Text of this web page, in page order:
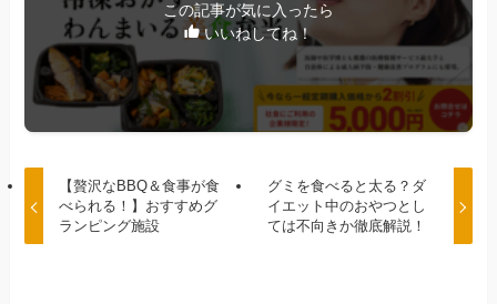
この記事が気に入ったら
いいねしてね！
【贅沢なBBQ＆食事が食
べられる！】おすすめグ
ランピング施設
グミを食べると太る？ダ
イエット中のおやつとし
ては不向きか徹底解説！